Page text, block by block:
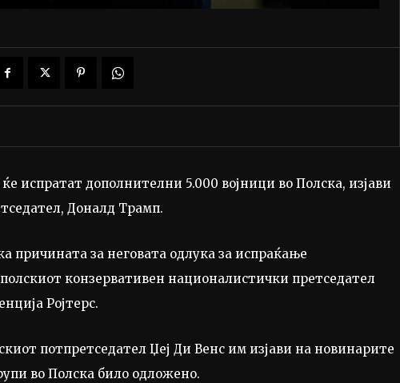
испратат дополнителни 5.000 војници во Полска, изјави
Доналд Трамп.
причината за неговата одлука за испраќање
конзервативен националистички претседател
Ројтерс.
потпретседател Џеј Ди Венс им изјави на новинарите
во Полска било одложено.